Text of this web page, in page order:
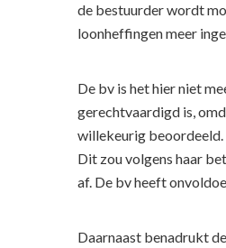
de bestuurder wordt
loonheffingen meer
De bv is het hier niet
gerechtvaardigd is,
willekeurig beoordeeld.
Dit zou volgens haar
af. De bv heeft
Daarnaast benadrukt